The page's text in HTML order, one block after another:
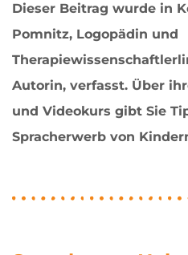
Dieser Beitrag wurde in
Pomnitz, Logopädin und
Autorin, verfasst. Über
und Videokurs gibt Sie
Spracherwerb von